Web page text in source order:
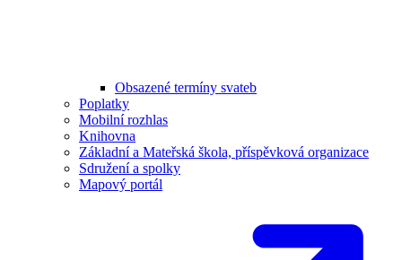
Obsazené termíny svateb
Poplatky
Mobilní rozhlas
Knihovna
Základní a Mateřská škola, příspěvková organizace
Sdružení a spolky
Mapový portál